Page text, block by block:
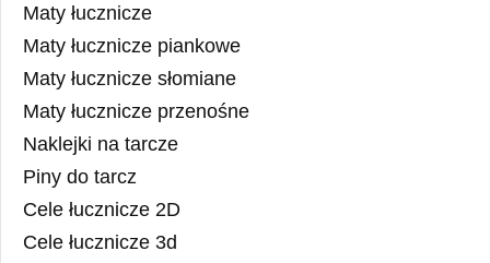
Maty łucznicze
Maty łucznicze piankowe
Maty łucznicze słomiane
Maty łucznicze przenośne
Naklejki na tarcze
Piny do tarcz
Cele łucznicze 2D
Cele łucznicze 3d